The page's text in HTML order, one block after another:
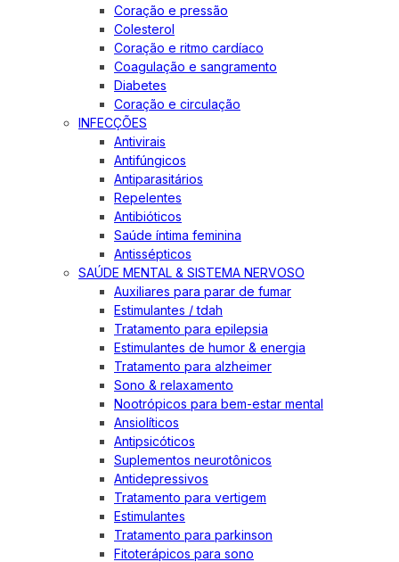
Coração e pressão
Colesterol
Coração e ritmo cardíaco
Coagulação e sangramento
Diabetes
Coração e circulação
INFECÇÕES
Antivirais
Antifúngicos
Antiparasitários
Repelentes
Antibióticos
Saúde íntima feminina
Antissépticos
SAÚDE MENTAL & SISTEMA NERVOSO
Auxiliares para parar de fumar
Estimulantes / tdah
Tratamento para epilepsia
Estimulantes de humor & energia
Tratamento para alzheimer
Sono & relaxamento
Nootrópicos para bem-estar mental
Ansiolíticos
Antipsicóticos
Suplementos neurotônicos
Antidepressivos
Tratamento para vertigem
Estimulantes
Tratamento para parkinson
Fitoterápicos para sono